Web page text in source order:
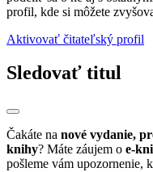
profil, kde si môžete
Aktivovať čitateľský profil
Sledovať titul
Čakáte na nové vydanie,
knihy? Máte záujem o e-
pošleme vám upozornenie,